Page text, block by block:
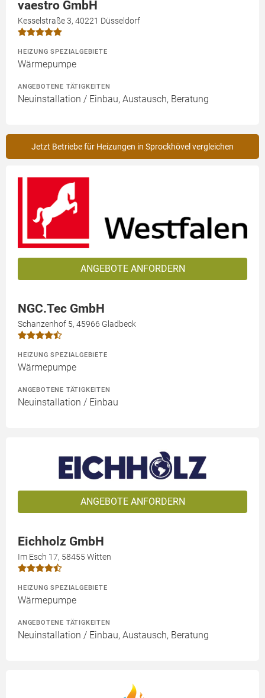
vaestro GmbH
Kesselstraße 3, 40221 Düsseldorf
HEIZUNG SPEZIALGEBIETE
Wärmepumpe
ANGEBOTENE TÄTIGKEITEN
Neuinstallation / Einbau, Austausch, Beratung
Jetzt Betriebe für Heizungen in Sprockhövel vergleichen
ANGEBOTE ANFORDERN
NGC.Tec GmbH
Schanzenhof 5, 45966 Gladbeck
HEIZUNG SPEZIALGEBIETE
Wärmepumpe
ANGEBOTENE TÄTIGKEITEN
Neuinstallation / Einbau
ANGEBOTE ANFORDERN
Eichholz GmbH
Im Esch 17, 58455 Witten
HEIZUNG SPEZIALGEBIETE
Wärmepumpe
ANGEBOTENE TÄTIGKEITEN
Neuinstallation / Einbau, Austausch, Beratung